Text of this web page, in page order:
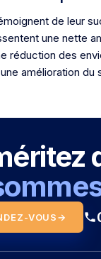
de leur
une nette
réduction des
amélioration du
VOUS→